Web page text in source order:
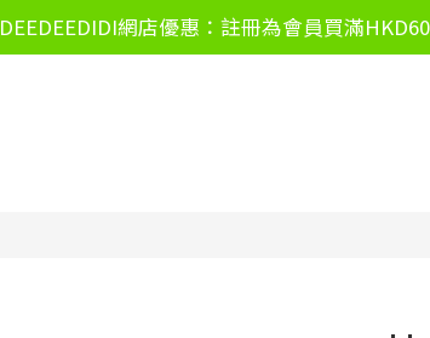
DEEDEEDIDI網店優惠：註冊為會員買滿